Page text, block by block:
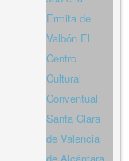
Ermita de
Valbón El
Centro
Cultural
Conventual
Santa Clara
de Valencia